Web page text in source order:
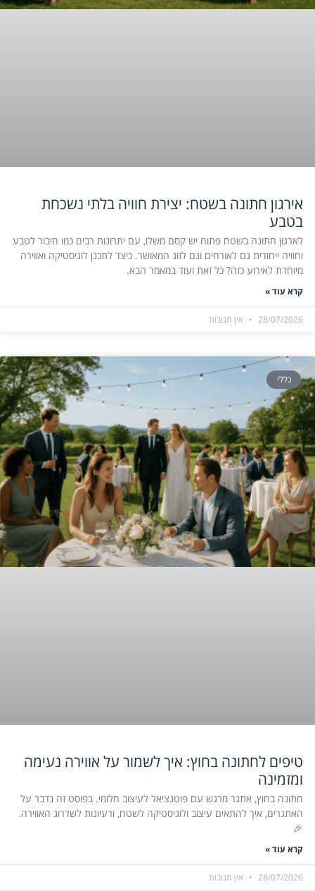
אירגון חתונה בשטח: יצירת חוויה בלתי נשכחת
בטבע
לארגון חתונה בשטח פתוח יש קסם משלו, עם יתרונות רבים כמו חיבור לטבע
וחוויה ייחודית גם לאורחים וגם לזוג המאושר. כיצד לתכנן לוגיסטיקה ואווירה
מיוחדת לאירוע כזה? כל זאת ועוד במאמר הבא.
קרא עוד »
28/07/2026 אין תגובות
כללי
טיפים לחתונה בחוץ: איך לשמור על אווירה נעימה
ומזמינה
חתונה בחוץ, אתגר מרגש עם פוטנציאל לעיצוב חלומי. בפוסט זה נדבר על
האתגרים, איך להתאים עיצוב ולוגיסטיקה לשטח, ורעיונות לשדרוג האווירה.
🎉
קרא עוד »
28/07/2026 אין תגובות